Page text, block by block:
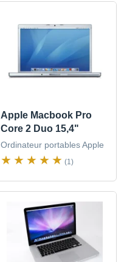
Apple Macbook Pro
Core 2 Duo 15,4"
Ordinateur portables Apple
(1)